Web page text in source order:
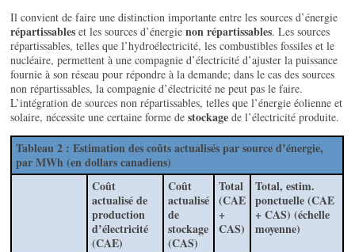
Il convient de faire une distinction importante entre les sources d’énergie
répartissables et les sources d’énergienon répartissables. Les sources
répartissables, telles que l’hydroélectricité, les combustibles fossiles et le
nucléaire, permettent à une compagnie d’électricité d’ajuster la puissance
fournie à son réseau pour répondre à la demande; dans le cas des sources
non répartissables, la compagnie d’électricité ne peut pas le faire.
L’intégration de sources non répartissables, telles que l’énergie éolienne et
solaire, nécessite une certaine forme destockage de l’électricité produite.
Tableau 2 : Estimation des coûts actualisés par source d’énergie,
par MWh (en dollars canadiens)
Coût
actualisé de
production
d’électricité
(CAE)
Coût
actualisé
de
stockage
(CAS)
Total
(CAE
+
CAS)
Total, estim.
ponctuelle (CAE
+ CAS) (échelle
moyenne)